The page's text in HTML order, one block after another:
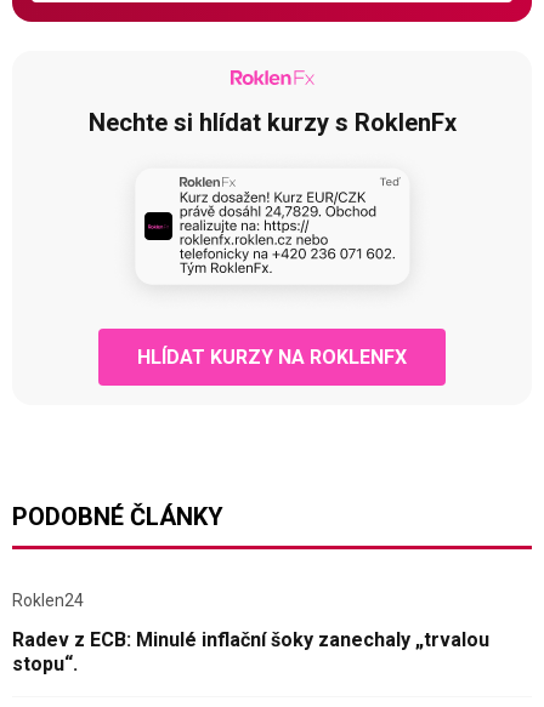
Nechte si hlídat kurzy s RoklenFx
HLÍDAT KURZY NA ROKLENFX
PODOBNÉ ČLÁNKY
Roklen24
Radev z ECB: Minulé inflační šoky zanechaly „trvalou
stopu“.